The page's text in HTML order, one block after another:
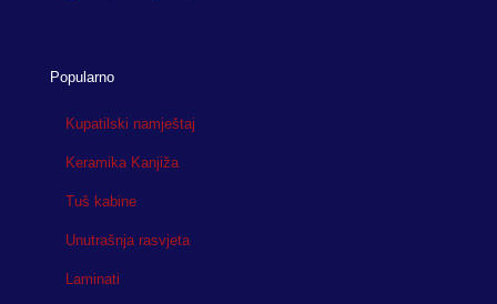
Popularno
Kupatilski namještaj
Keramika Kanjiža
Tuš kabine
Unutrašnja rasvjeta
Laminati